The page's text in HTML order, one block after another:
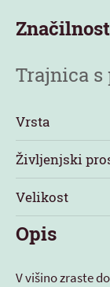
Trajnica s
Vrsta
Življenjski
Velikost
Opis
V višino zraste